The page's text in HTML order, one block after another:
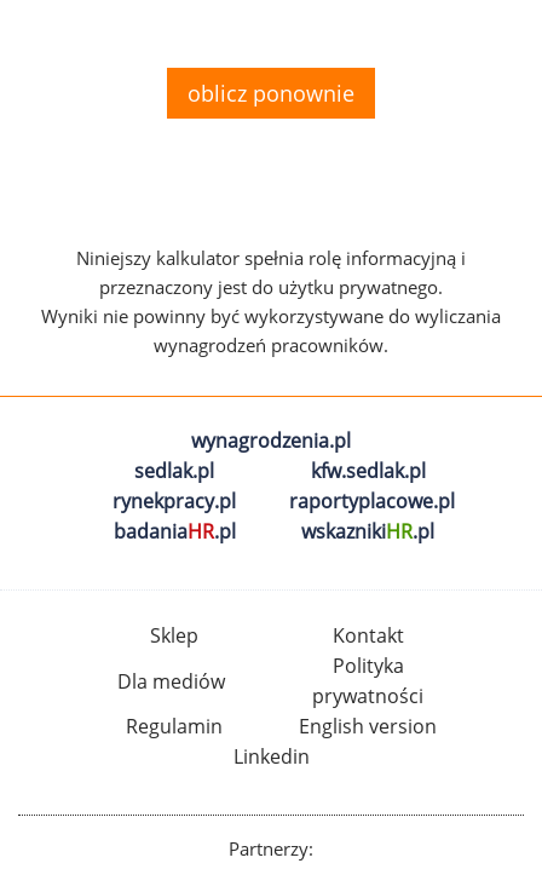
oblicz ponownie
Niniejszy kalkulator spełnia rolę informacyjną i
przeznaczony jest do użytku prywatnego.
Wyniki nie powinny być wykorzystywane do wyliczania
wynagrodzeń pracowników.
wynagrodzenia.pl
sedlak.pl
kfw.sedlak.pl
rynekpracy.pl
raportyplacowe.pl
badaniaHR.pl wskaznikiHR.pl
Sklep
Kontakt
Dla mediów
Polityka
prywatności
Regulamin
English version
Linkedin
Partnerzy: